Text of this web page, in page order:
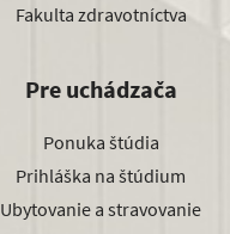
Fakulta zdravotníctva
Pre uchádzača
Ponuka štúdia
Prihláška na štúdium
Ubytovanie a stravovanie